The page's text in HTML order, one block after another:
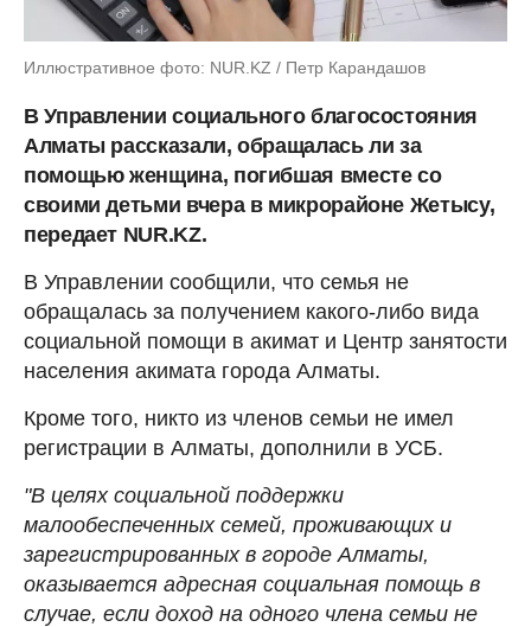
Иллюстративное фото: NUR.KZ / Петр Карандашов
В Управлении социального благосостояния
Алматы рассказали, обращалась ли за
помощью женщина, погибшая вместе со
своими детьми вчера в микрорайоне Жетысу,
передает NUR.KZ.
В Управлении сообщили, что семья не
обращалась за получением какого-либо вида
социальной помощи в акимат и Центр занятости
населения акимата города Алматы.
Кроме того, никто из членов семьи не имел
регистрации в Алматы, дополнили в УСБ.
"В целях социальной поддержки
малообеспеченных семей, проживающих и
зарегистрированных в городе Алматы,
оказывается адресная социальная помощь в
случае, если доход на одного члена семьи не